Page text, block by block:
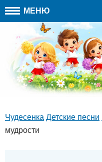
МЕНЮ
Чудесенка Детские песни
мудрости